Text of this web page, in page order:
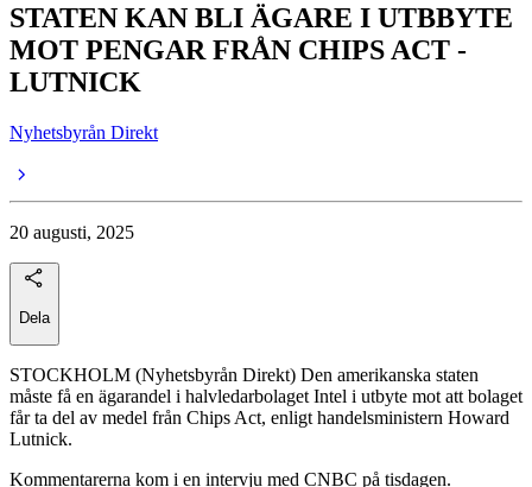
STATEN KAN BLI ÄGARE I UTBBYTE
MOT PENGAR FRÅN CHIPS ACT -
LUTNICK
Nyhetsbyrån Direkt
20 augusti, 2025
Dela
STOCKHOLM (Nyhetsbyrån Direkt) Den amerikanska staten
måste få en ägarandel i halvledarbolaget Intel i utbyte mot att bolaget
får ta del av medel från Chips Act, enligt handelsministern Howard
Lutnick.
Kommentarerna kom i en intervju med CNBC på tisdagen.